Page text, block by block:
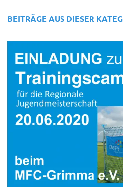
BEITRÄGE AUS DIESER